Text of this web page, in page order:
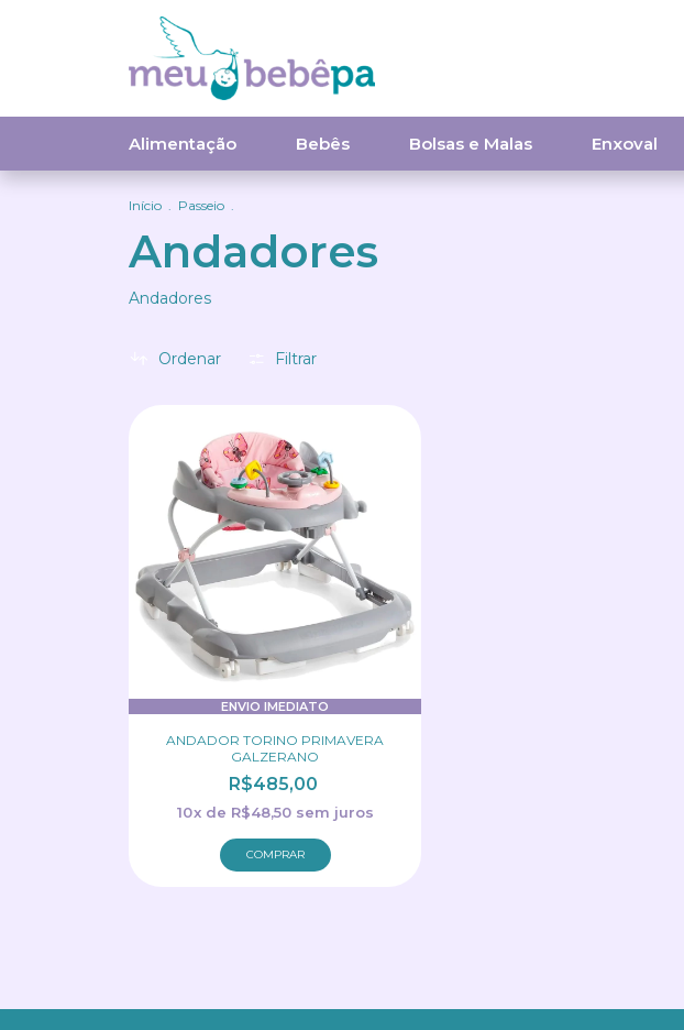
Alimentação Bebês Bolsas e Malas Enxoval
Início Passeio
Andadores
Andadores
Ordenar Filtrar
ENVIO IMEDIATO
ANDADOR TORINO PRIMAVERA
GALZERANO
R$485,00
10x de R$48,50 sem juros